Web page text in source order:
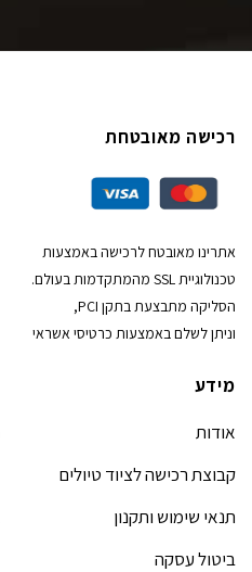
רכישה מאובטחת
אתרינו מאובטח לרכישה באמצעות
טכנולוגיית SSL מהמתקדמות בעולם.
הסליקה מתבצעת בתקן PCI,
וניתן לשלם באמצעות כרטיסי אשראי
מידע
אודות
קבוצת רכישה לציוד טיולים
תנאי שימוש ותקנון
ביטול עסקה